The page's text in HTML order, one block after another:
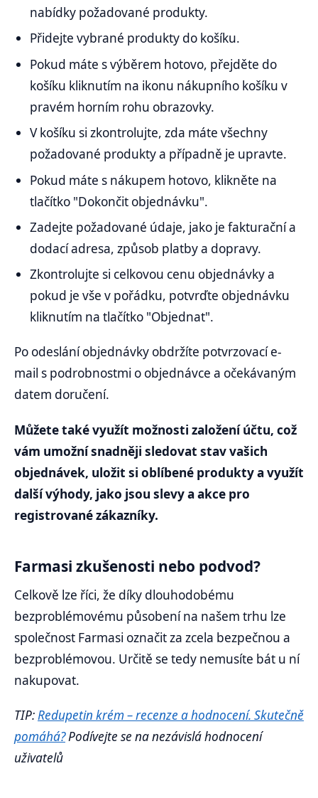
nabídky požadované produkty.
Přidejte vybrané produkty do košíku.
Pokud máte s výběrem hotovo, přejděte do
košíku kliknutím na ikonu nákupního košíku v
pravém horním rohu obrazovky.
V košíku si zkontrolujte, zda máte všechny
požadované produkty a případně je upravte.
Pokud máte s nákupem hotovo, klikněte na
tlačítko "Dokončit objednávku".
Zadejte požadované údaje, jako je fakturační a
dodací adresa, způsob platby a dopravy.
Zkontrolujte si celkovou cenu objednávky a
pokud je vše v pořádku, potvrďte objednávku
kliknutím na tlačítko "Objednat".
Po odeslání objednávky obdržíte potvrzovací e-
mail s podrobnostmi o objednávce a očekávaným
datem doručení.
Můžete také využít možnosti založení účtu, což
vám umožní snadněji sledovat stav vašich
objednávek, uložit si oblíbené produkty a využít
další výhody, jako jsou slevy a akce pro
registrované zákazníky.
Farmasi zkušenosti nebo podvod?
Celkově lze říci, že díky dlouhodobému
bezproblémovému působení na našem trhu lze
společnost Farmasi označit za zcela bezpečnou a
bezproblémovou. Určitě se tedy nemusíte bát u ní
nakupovat.
TIP:Redupetin krém – recenze a hodnocení. Skutečně
pomáhá?Podívejte se na nezávislá hodnocení
uživatelů